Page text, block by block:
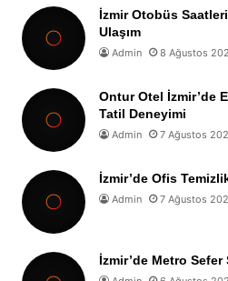
İzmir Otobüs
Ulaşım
Admin 8 Ağustos
Ontur Otel İzmir’de
Tatil Deneyimi
Admin 7 Ağustos
İzmir’de Ofis
Admin 7 Ağustos
İzmir’de Metro Sefer